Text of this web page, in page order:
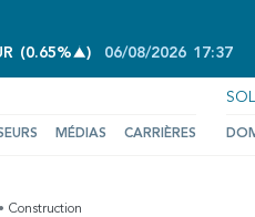
(0.65% )INCREASE OF 0.65%
06/08/2026 17:37
MÉDIAS CARRIÈRES
Construction